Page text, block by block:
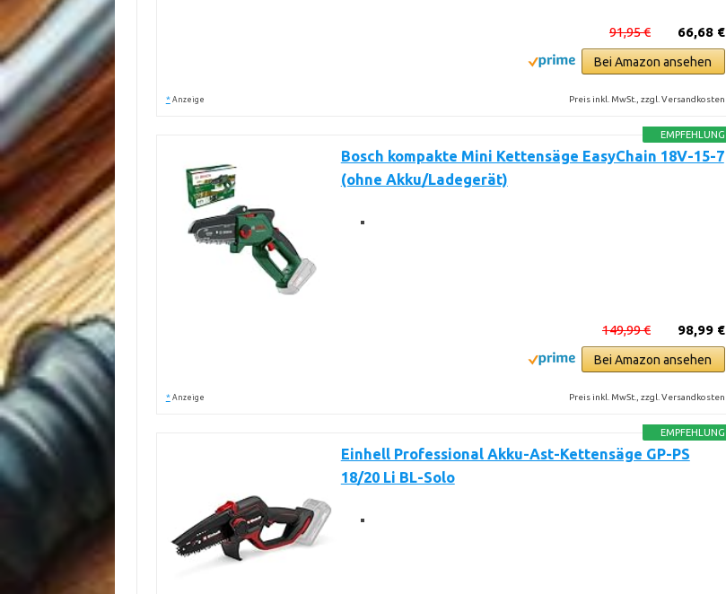
66,68 €
91,95 €
Bei Amazon ansehen
* Anzeige Preis inkl. MwSt., zzgl. Versandkosten
EMPFEHLUNG
Bosch kompakte Mini Kettensäge EasyChain 18V-15-7
(ohne Akku/Ladegerät)
98,99 €
149,99 €
Bei Amazon ansehen
* Anzeige Preis inkl. MwSt., zzgl. Versandkosten
EMPFEHLUNG
Einhell Professional Akku-Ast-Kettensäge GP-PS
18/20 Li BL-Solo